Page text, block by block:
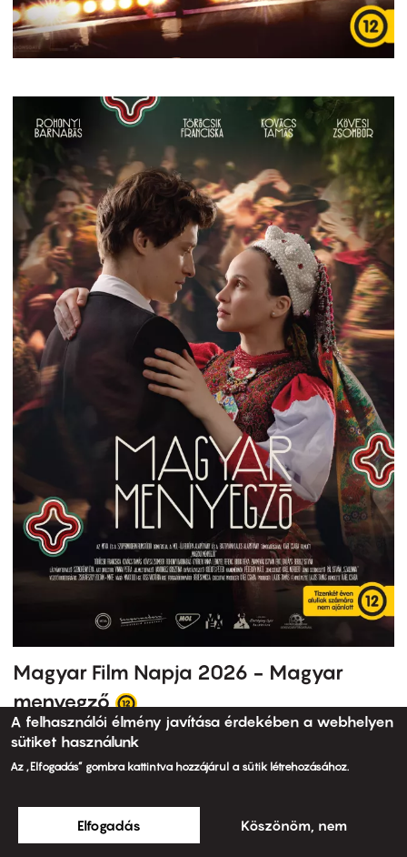
Magyar Film Napja 2026 - Magyar
menyegző
A felhasználói élmény javítása érdekében a webhelyen
sütiket használunk
Az „Elfogadás” gombra kattintva hozzájárul a sütik létrehozásához.
Elfogadás Köszönöm, nem